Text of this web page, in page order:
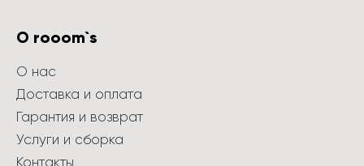
О rooom`s
О нас
Доставка и оплата
Гарантия и возврат
Услуги и сборка
Контакты